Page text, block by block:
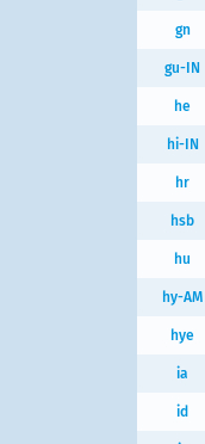
gn
gu-IN
he
hi-IN
hr
hsb
hu
hy-AM
hye
ia
id